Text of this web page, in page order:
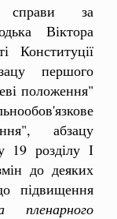
справи за
Віктора
Конституції
першого
положення"
абзацу
19 розділу І
до деяких
підвищення
пленарного